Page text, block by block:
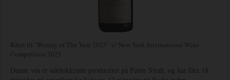
Kåret til "Winery of The Year 2025" v/ New York International Wine
Competition 2025
Denne vin er udelukkende produceret på Petite Sirah, og har fået 18